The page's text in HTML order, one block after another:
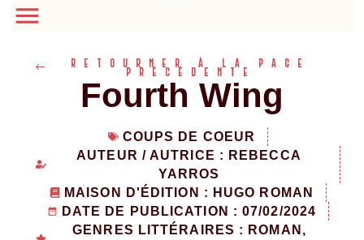
RETOURNER À LA PAGE
PRÉCÉDENTE
Fourth Wing
COUPS DE COEUR
AUTEUR / AUTRICE : REBECCA
YARROS
MAISON D'ÉDITION : HUGO ROMAN
DATE DE PUBLICATION : 07/02/2024
GENRES LITTÉRAIRES : ROMAN,